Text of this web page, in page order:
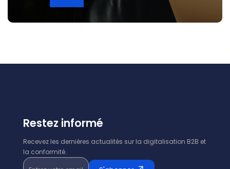
Restez informé
Recevez les dernières actualités sur la digitalisation B2B et
la conformité.